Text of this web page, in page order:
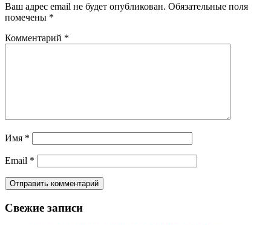
Ваш адрес email не будет опубликован. Обязательные поля
помечены *
Комментарий *
Имя *
Email *
Свежие записи